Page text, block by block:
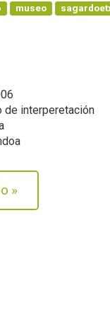
museo
de interperetación
»